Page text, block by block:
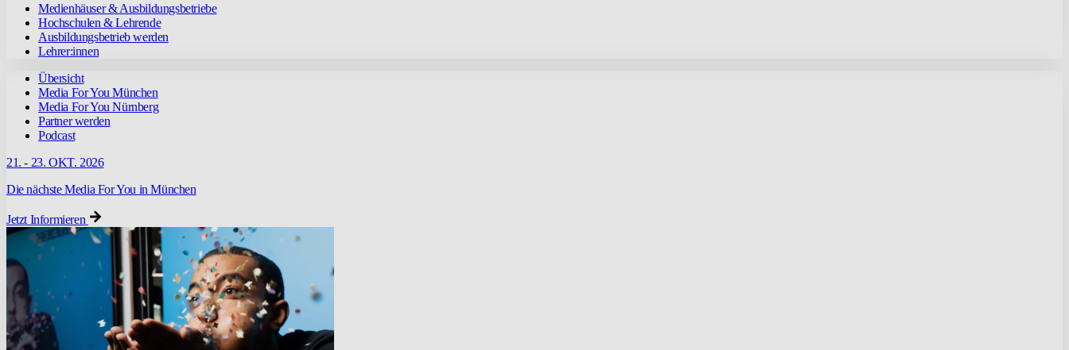
Medienhäuser & Ausbildungsbetriebe
Hochschulen & Lehrende
Ausbildungsbetrieb werden
Lehrer:innen
Übersicht
Media For You München
Media For You Nürnberg
Partner werden
Podcast
21. - 23. OKT. 2026
Die nächste Media For You in München
Jetzt Informieren